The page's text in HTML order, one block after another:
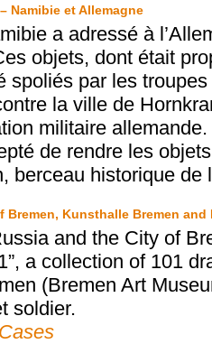
Namibie et Allemagne
a adressé à
objets, dont était
spoliés par les
la ville de
militaire
de rendre les
berceau historique de
Bremen, Kunsthalle Bremen and
and the City of
a collection of 101
(Bremen Art
soldier.